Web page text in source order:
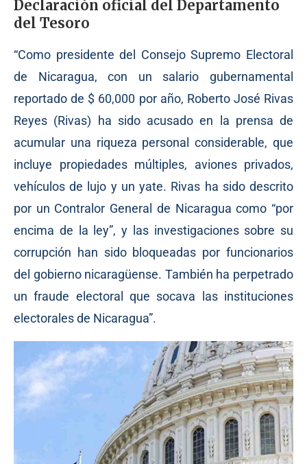
Declaración oficial del Departamento
del Tesoro
“Como presidente del Consejo Supremo Electoral
de Nicaragua, con un salario gubernamental
reportado de $ 60,000 por año, Roberto José Rivas
Reyes (Rivas) ha sido acusado en la prensa de
acumular una riqueza personal considerable, que
incluye propiedades múltiples, aviones privados,
vehículos de lujo y un yate. Rivas ha sido descrito
por un Contralor General de Nicaragua como “por
encima de la ley”, y las investigaciones sobre su
corrupción han sido bloqueadas por funcionarios
del gobierno nicaragüense. También ha perpetrado
un fraude electoral que socava las instituciones
electorales de Nicaragua”.